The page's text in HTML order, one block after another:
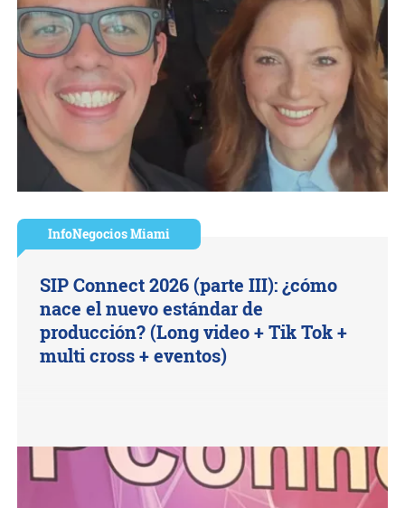
InfoNegocios Miami
SIP Connect 2026 (parte III): ¿cómo
nace el nuevo estándar de
producción? (Long video + Tik Tok +
multi cross + eventos)